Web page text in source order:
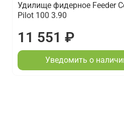
Удилище фидерное Feeder
Pilot 100 3.90
11 551 ₽
Уведомить о